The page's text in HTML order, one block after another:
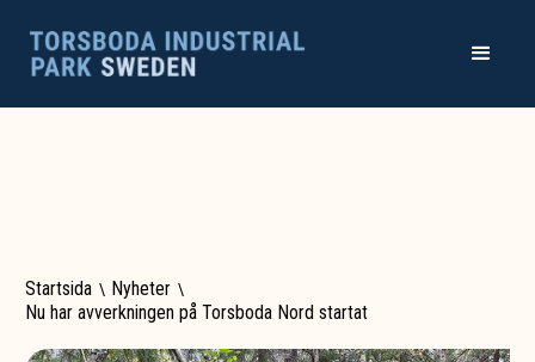
Startsida \ Nyheter \
Nu har avverkningen på Torsboda Nord startat